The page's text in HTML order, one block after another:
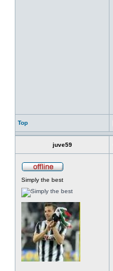
Top
juve59
Simply the best